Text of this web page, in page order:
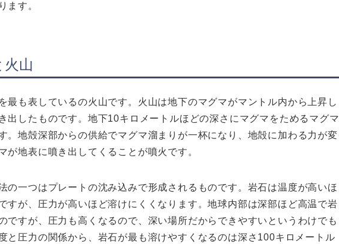
ます。
火山
最も表しているの火山です。火山は地下のマグマがマントル内から上昇し
出したものです。地下10キロメートルほどの深さにマグマをためるマグマ
。地殻深部からの供給でマグマ溜まりが一杯になり、地殻に加わる力が変
が地表に噴き出してくることが噴火です。
の一つはプレートの沈み込みで形成されるものです。岩石は温度が高いほ
すが、圧力が高いほど溶けにくくなります。地球内部は深部ほど高温で岩
ですが、圧力も高くなるので、深い場所だからできやすいというわけでも
と圧力の関係から、岩石が最も溶けやすくなるのは深さ100キロメートル